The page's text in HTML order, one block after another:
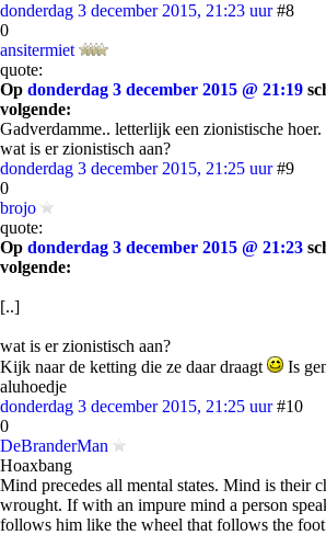
donderdag 3 december 2015, 21:23 uur #8
0
ansitermiet
quote:
Op donderdag 3 december 2015 @ 21:19
volgende:
Gadverdamme.. letterlijk een zionistische hoer.
wat is er zionistisch aan?
donderdag 3 december 2015, 21:25 uur #9
0
brojo
quote:
Op donderdag 3 december 2015 @ 21:23
volgende:
[..]
wat is er zionistisch aan?
Kijk naar de ketting die ze daar draagt
Is
aluhoedje
donderdag 3 december 2015, 21:25 uur #10
0
DeBranderMan
Hoaxbang
Mind precedes all mental states. Mind is their
wrought. If with an impure mind a person
follows him like the wheel that follows the